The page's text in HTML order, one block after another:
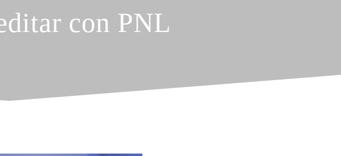
con PNL